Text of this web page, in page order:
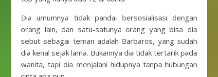
Dia umumnya tidak pandai bersosialisasi dengan
orang lain, dan satu-satunya orang yang bisa dia
sebut sebagai teman adalah Barbaros, yang sudah
dia kenal sejak lama. Bukannya dia tidak tertarik pada
wanita, tapi dia menjalani hidupnya tanpa hubungan